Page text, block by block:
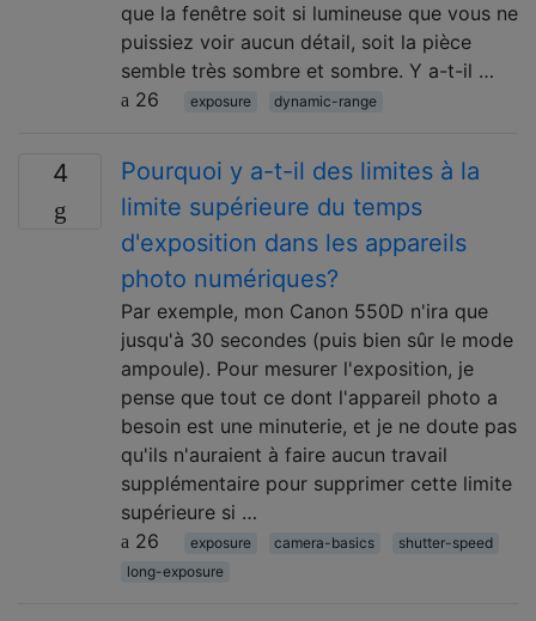
que la fenêtre soit si lumineuse que vous ne
puissiez voir aucun détail, soit la pièce
semble très sombre et sombre. Y a-t-il …
26
exposure dynamic-range
4
Pourquoi y a-t-il des limites à la
limite supérieure du temps
d'exposition dans les appareils
photo numériques?
Par exemple, mon Canon 550D n'ira que
jusqu'à 30 secondes (puis bien sûr le mode
ampoule). Pour mesurer l'exposition, je
pense que tout ce dont l'appareil photo a
besoin est une minuterie, et je ne doute pas
qu'ils n'auraient à faire aucun travail
supplémentaire pour supprimer cette limite
supérieure si …
26
exposure camera-basics
shutter-speed
long-exposure